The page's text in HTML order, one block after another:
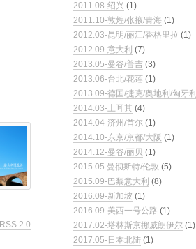
RSS 2.0
2011.08-绍兴 (1)
2011.10-敦煌/张掖/青海 (1)
2012.03-昆明/丽江/香格里拉 (1)
2012.09-意大利 (7)
2013.05-曼谷/普吉 (3)
2013.06-台北/花莲 (1)
2013.09-德国/捷克/奥地利/匈牙利
2014.03-土耳其 (4)
2014.04-济州/首尔 (1)
2014.10-东京/京都/大阪 (1)
2014.12-曼谷/丽贝 (1)
2015.05 曼彻斯特/伦敦 (5)
2015.09-巴黎意大利 (8)
2016.09-新加坡 (1)
2016.09-美西一号公路 (1)
2017.02-塔林斯京挪威朗伊尔 (1)
2017.05-日本北陆 (1)